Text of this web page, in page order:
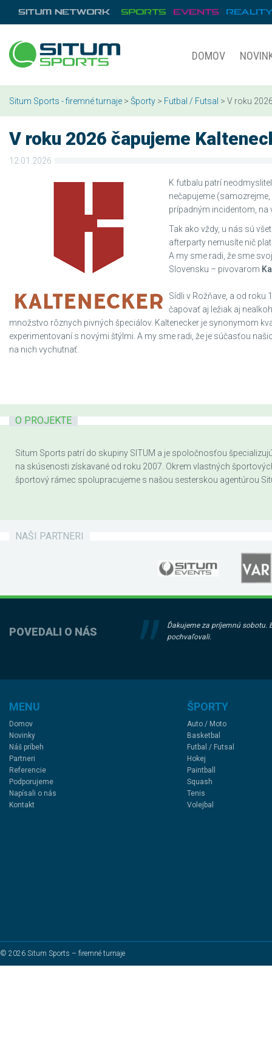
DOMOV
Situm Sports - firemné turnaje > Športy > Futbal / Futsal > V roku
V roku 2026 čapujeme
12.01.2026
K futbalu patrí
nečapujeme
prípadným incidentom, na
Tak ako vždy, u nás sú
afterparty nemusíte nič
A my sme radi, že sme
Slovensku – pivovarom
Sídli v Rožňave, a od roku
čapovať aj ležiak aj
množstvo rôznych pivných špeciálov. Kaltenecker je synonymom
experimentovaní s novými štýlmi. A my sme radi, že je súčasťou
na nich vychutnať.
O PROJEKTE
Situm Sports patrí do skupiny SITUM a je spoločnosťou
na skúsenosti získavané od roku 2007. Okrem vlastných
športový rámec spolupracujeme s našou sesterskou agentúrou
NAŠI PARTNERI
POVEDALI O NÁS
Ďakujeme za príjemnú sobotu.
pochvaľovali.
MENU
Domov
Novinky
Náš príbeh
Partneri
Referencie
Podporujeme
Napísali o nás
Kontakt
ŠPORTY
Auto / Moto
Basketbal
Futbal / Futsal
Hokej
Paintball
Squash
Tenis
Volejbal
© 2026 Situm Sports – firemné turnaje